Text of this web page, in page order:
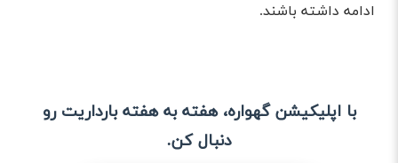
ادامه داشته باشند.
با اپلیکیشن گهواره، هفته به هفته بارداریت رو
دنبال کن.